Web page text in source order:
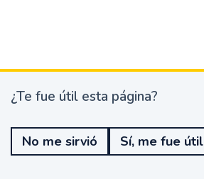
¿
e
u
¿Te fue útil esta página?
No me sirvió Sí, me fue útil